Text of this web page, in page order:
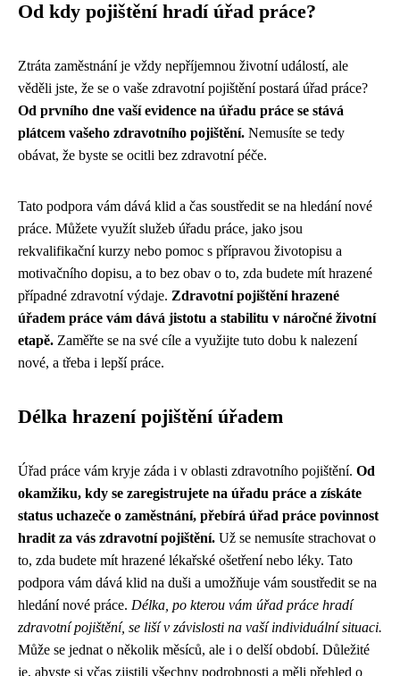
Od kdy pojištění hradí úřad práce?
Ztráta zaměstnání je vždy nepříjemnou životní událostí, ale
věděli jste, že se o vaše zdravotní pojištění postará úřad práce?
Od prvního dne vaší evidence na úřadu práce se stává
plátcem vašeho zdravotního pojištění. Nemusíte se tedy
obávat, že byste se ocitli bez zdravotní péče.
Tato podpora vám dává klid a čas soustředit se na hledání nové
práce. Můžete využít služeb úřadu práce, jako jsou
rekvalifikační kurzy nebo pomoc s přípravou životopisu a
motivačního dopisu, a to bez obav o to, zda budete mít hrazené
případné zdravotní výdaje. Zdravotní pojištění hrazené
úřadem práce vám dává jistotu a stabilitu v náročné životní
etapě. Zaměřte se na své cíle a využijte tuto dobu k nalezení
nové, a třeba i lepší práce.
Délka hrazení pojištění úřadem
Úřad práce vám kryje záda i v oblasti zdravotního pojištění. Od
okamžiku, kdy se zaregistrujete na úřadu práce a získáte
status uchazeče o zaměstnání, přebírá úřad práce povinnost
hradit za vás zdravotní pojištění. Už se nemusíte strachovat o
to, zda budete mít hrazené lékařské ošetření nebo léky. Tato
podpora vám dává klid na duši a umožňuje vám soustředit se na
hledání nové práce. Délka, po kterou vám úřad práce hradí
zdravotní pojištění, se liší v závislosti na vaší individuální situaci.
Může se jednat o několik měsíců, ale i o delší období. Důležité
je, abyste si včas zjistili všechny podrobnosti a měli přehled o